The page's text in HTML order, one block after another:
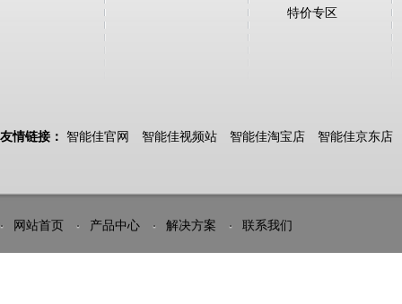
特价专区
友情链接： 智能佳官网 智能佳视频站 智能佳淘宝店 智能佳京东店
网站首页 产品中心 解决方案 联系我们